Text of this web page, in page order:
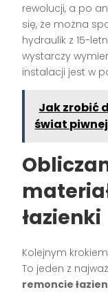
rewolucji, a po
się, że można
hydraulik z 15-
wystarczy
instalacji jest w
Jak zrobić
świat
łazienki
Kolejnym
To jeden z
remoncie